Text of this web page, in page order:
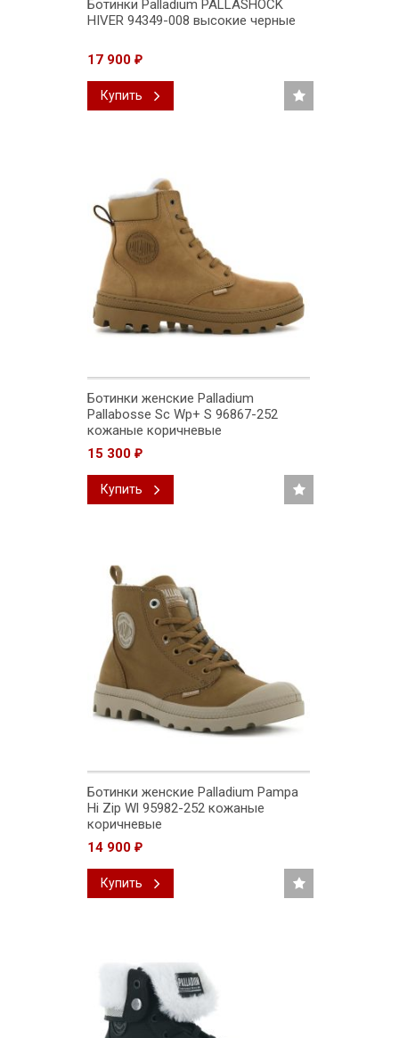
Ботинки Palladium PALLASHOCK
HIVER 94349-008 высокие черные
17 900 ₽
Купить
Ботинки женские Palladium
Pallabosse Sc Wp+ S 96867-252
кожаные коричневые
15 300 ₽
Купить
Ботинки женские Palladium Pampa
Hi Zip Wl 95982-252 кожаные
коричневые
14 900 ₽
Купить